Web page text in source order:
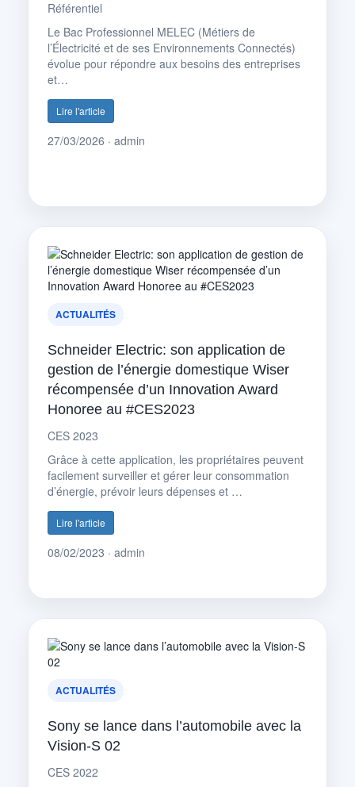
Référentiel
Le Bac Professionnel MELEC (Métiers de
l’Électricité et de ses Environnements Connectés)
évolue pour répondre aux besoins des entreprises
et…
Lire l'article
27/03/2026 · admin
ACTUALITÉS
Schneider Electric: son application de
gestion de l’énergie domestique Wiser
récompensée d’un Innovation Award
Honoree au #CES2023
CES 2023
Grâce à cette application, les propriétaires peuvent
facilement surveiller et gérer leur consommation
d’énergie, prévoir leurs dépenses et …
Lire l'article
08/02/2023 · admin
ACTUALITÉS
Sony se lance dans l’automobile avec la
Vision-S 02
CES 2022